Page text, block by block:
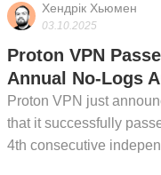
Хендрік Хьюмен
03.10.2025
Proton VPN
Annual No-Logs
Proton VPN just
that it successfully
4th consecutive